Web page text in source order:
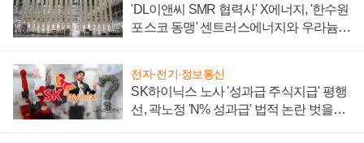
'DL이앤씨 SMR 협력사' X에너지, '한수원
포스코 동맹' 센트러스에너지와 우라늄
전자·전기·정보통신
SK하이닉스 노사 '성과급 주식지급' 평행
선, 곽노정 'N% 성과급' 법적 논란 벗을지